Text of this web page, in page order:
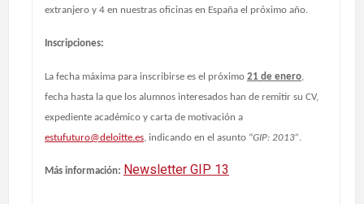
extranjero y 4 en nuestras oficinas en España el próximo año.
Inscripciones:
La fecha máxima para inscribirse es el próximo 21 de enero,
fecha hasta la que los alumnos interesados han de remitir su CV,
expediente académico y carta de motivación a
estufuturo@deloitte.es, indicando en el asunto “GIP: 2013”.
Más información: Newsletter GIP 13